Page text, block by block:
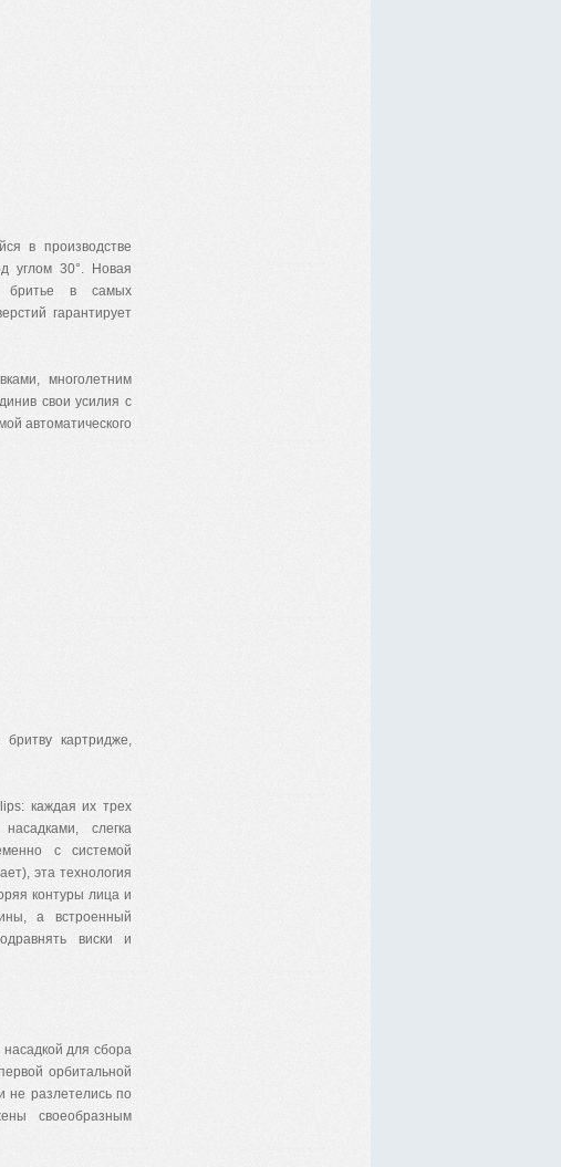
в производстве
углом 30°. Новая
бритье в самых
гарантирует
многолетним
свои усилия с
автоматического
картридже,
каждая их трех
слегка
с системой
эта технология
контуры лица и
а встроенный
виски и
для сбора
орбитальной
не разлетелись по
своеобразным